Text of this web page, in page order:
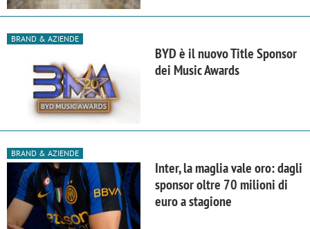
BRAND & AZIENDE
BYD è il nuovo Title Sponsor
dei Music Awards
BRAND & AZIENDE
Inter, la maglia vale oro: dagli
sponsor oltre 70 milioni di
euro a stagione